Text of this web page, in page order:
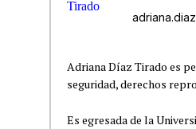
Adriana Díaz Tirado es
seguridad, derechos
Es egresada de la